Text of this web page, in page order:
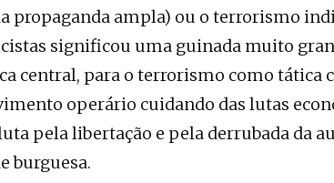
propaganda ampla) ou o terrorismo
significou uma guinada muito
central, para o terrorismo como tática
operário cuidando das lutas
pela libertação e pela derrubada da
burguesa.